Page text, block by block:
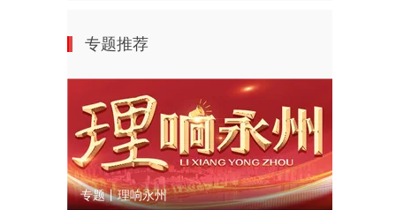
专题推荐
专题丨理响永州